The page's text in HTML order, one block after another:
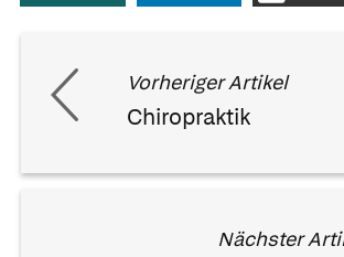
Vorheriger Artikel
Chiropraktik
Nächster